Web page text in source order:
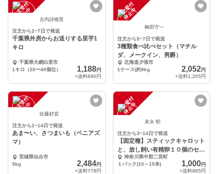
注
文
受
付
停
止
中 古内詩穂里
注文から2~7日で発送
千葉県外房からお送りする里芋1
キロ
千葉県大網白里市
1キロ（20〜40個位）
1,188円
+送料690円
注
文
受
付
停
止
中
柳田守一
注文から5~7日で発送
3種類食べ比べセット（マチル
ダ、メークイン、男爵）
北海道夕張市
1ケース(約9kg
2,052円
+送料1,205円
注
文
受
付
停
止
中 佐藤好宣
注文から2~14日で発送
あま〜い、さつまいも（ベニアズ
マ）
宮城県仙台市
5kg
2,484円
+送料778円
注
文
受
付
停
止
中
末永 郁
注文から3~14日で発送
【固定種】スティックキャロット
と、放し飼い有精卵１０個のセッ
ト 神奈川県中郡二宮町
１パック(10～15本)
1,000円
+送料965円